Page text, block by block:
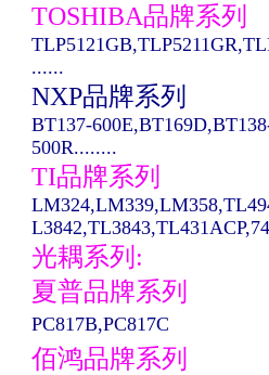
TOSHIBA品牌系列
......
NXP品牌系列
BT137-
500R........
TI品牌系列
光耦系列:
夏普品牌系列
PC817B,PC817C
佰鸿品牌系列